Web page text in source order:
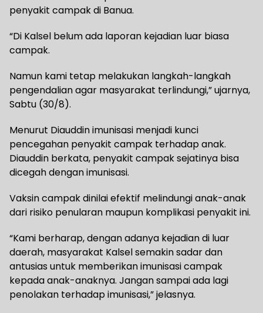
penyakit campak di Banua.
“Di Kalsel belum ada laporan kejadian luar biasa
campak.
Namun kami tetap melakukan langkah-langkah
pengendalian agar masyarakat terlindungi,” ujarnya,
Sabtu (30/8).
Menurut Diauddin imunisasi menjadi kunci
pencegahan penyakit campak terhadap anak.
Diauddin berkata, penyakit campak sejatinya bisa
dicegah dengan imunisasi.
Vaksin campak dinilai efektif melindungi anak-anak
dari risiko penularan maupun komplikasi penyakit ini.
“Kami berharap, dengan adanya kejadian di luar
daerah, masyarakat Kalsel semakin sadar dan
antusias untuk memberikan imunisasi campak
kepada anak-anaknya. Jangan sampai ada lagi
penolakan terhadap imunisasi,” jelasnya.